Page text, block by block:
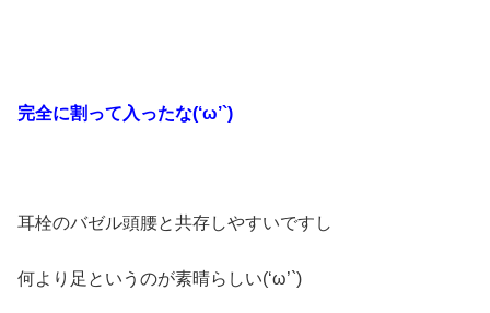
完全に割って入ったな(‘ω’`)
耳栓のバゼル頭腰と共存しやすいですし
何より足というのが素晴らしい(‘ω’`)